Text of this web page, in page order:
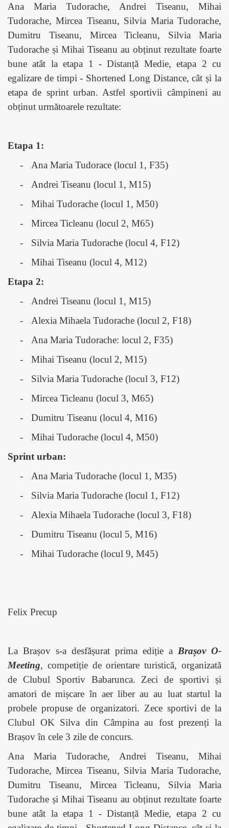
Ana Maria Tudorache, Andrei Tiseanu, Mihai
Tudorache, Mircea Tiseanu, Silvia Maria Tudorache,
Dumitru Tiseanu, Mircea Ticleanu, Silvia Maria
Tudorache și Mihai Tiseanu au obținut rezultate foarte
bune atât la etapa 1 - Distanță Medie, etapa 2 cu
egalizare de timpi - Shortened Long Distance, cât și la
etapa de sprint urban. Astfel sportivii câmpineni au
obținut următoarele rezultate:
Etapa 1:
-
Ana Maria Tudorace (locul 1, F35)
-
Andrei Tiseanu (locul 1, M15)
-
Mihai Tudorache (locul 1, M50)
-
Mircea Ticleanu (locul 2, M65)
-
Silvia Maria Tudorache (locul 4, F12)
-
Mihai Tiseanu (locul 4, M12)
Etapa 2:
-
Andrei Tiseanu (locul 1, M15)
-
Alexia Mihaela Tudorache (locul 2, F18)
-
Ana Maria Tudorache: locul 2, F35)
-
Mihai Tiseanu (locul 2, M15)
-
Silvia Maria Tudorache (locul 3, F12)
-
Mircea Ticleanu (locul 3, M65)
-
Dumitru Tiseanu (locul 4, M16)
-
Mihai Tudorache (locul 4, M50)
Sprint urban:
-
Ana Maria Tudorache (locul 1, M35)
-
Silvia Maria Tudorache (locul 1, F12)
-
Alexia Mihaela Tudorache (locul 3, F18)
-
Dumitru Tiseanu (locul 5, M16)
-
Mihai Tudorache (locul 9, M45)
Felix Precup
La Brașov s-a desfășurat prima ediție a Brașov O-
Meeting, competiție de orientare turistică, organizată
de Clubul Sportiv Babarunca. Zeci de sportivi și
amatori de mișcare în aer liber au au luat startul la
probele propuse de organizatori. Zece sportivi de la
Clubul OK Silva din Câmpina au fost prezenți la
Brașov în cele 3 zile de concurs.
Ana Maria Tudorache, Andrei Tiseanu, Mihai
Tudorache, Mircea Tiseanu, Silvia Maria Tudorache,
Dumitru Tiseanu, Mircea Ticleanu, Silvia Maria
Tudorache și Mihai Tiseanu au obținut rezultate foarte
bune atât la etapa 1 - Distanță Medie, etapa 2 cu